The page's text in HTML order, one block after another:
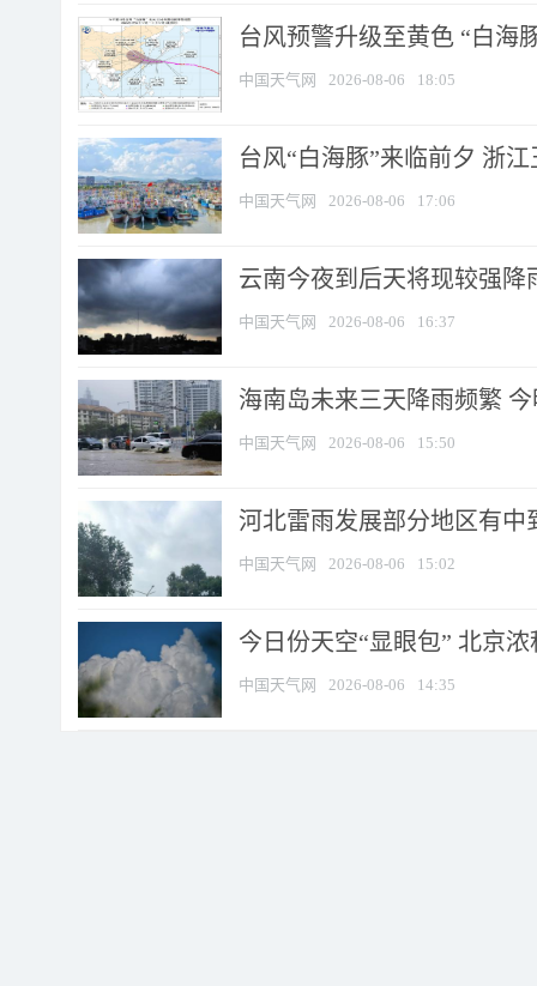
台风预警升级至黄色 “白海
中国天气网 2026-08-06 18:05
台风“白海豚”来临前夕 浙
中国天气网 2026-08-06 17:06
云南今夜到后天将现较强降
中国天气网 2026-08-06 16:37
海南岛未来三天降雨频繁
中国天气网 2026-08-06 15:50
河北雷雨发展部分地区有中
中国天气网 2026-08-06 15:02
今日份天空“显眼包” 北京
中国天气网 2026-08-06 14:35